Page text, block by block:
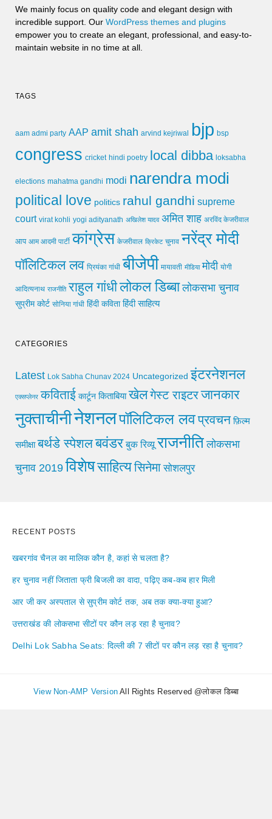
We mainly focus on quality code and elegant design with
incredible support. Our WordPress themes and plugins
empower you to create an elegant, professional, and easy-to-
maintain website in no time at all.
TAGS
aam admi party AAP amit shah arvind kejriwal bjp bsp
congress cricket hindi poetry local dibba loksabha
elections mahatma gandhi modi narendra modi
political love politics rahul gandhi supreme
court virat kohli yogi adityanath अखिलेश यादव अमित शाह अरविंद केजरीवाल
आप आम आदमी पार्टी कांग्रेस केजरीवाल क्रिकेट चुनाव नरेंद्र मोदी
पॉलिटिकल लव प्रियंका गांधी बीजेपी मायावती मीडिया मोदी योगी
आदित्यनाथ राजनीति राहुल गांधीलोकल डिब्बा लोकसभा चुनाव
सुप्रीम कोर्ट सोनिया गांधी हिंदी कविता हिंदी साहित्य
CATEGORIES
Latest Lok Sabha Chunav 2024 Uncategorized इंटरनेशनल
एक्सप्लेनर कविताई कार्टून किताबिया खेलगेस्ट राइटरजानकार
नुक्ताचीनीनेशनलपॉलिटिकल लवप्रवचन फ़िल्म
समीक्षा बर्थडे स्पेशलबवंडर बुक रिव्यू राजनीति लोकसभा
चुनाव 2019 विशेषसाहित्यसिनेमा सोशलपुर
RECENT POSTS
खबरगांव चैनल का मालिक कौन है, कहां से चलता है?
हर चुनाव नहीं जिताता फ्री बिजली का वादा, पढ़िए कब-कब हार मिली
आर जी कर अस्पताल से सुप्रीम कोर्ट तक, अब तक क्या-क्या हुआ?
उत्तराखंड की लोकसभा सीटों पर कौन लड़ रहा है चुनाव?
Delhi Lok Sabha Seats: दिल्ली की 7 सीटों पर कौन लड़ रहा है चुनाव?
View Non-AMP Version All Rights Reserved @लोकल डिब्बा